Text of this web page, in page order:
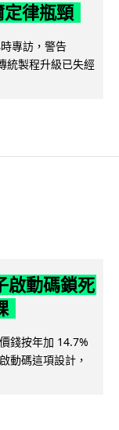
律瓶頸
專訪，警告
統製程升級已失經
啟動碼鎖死
錢按年加 14.7%
動碼這項設計，